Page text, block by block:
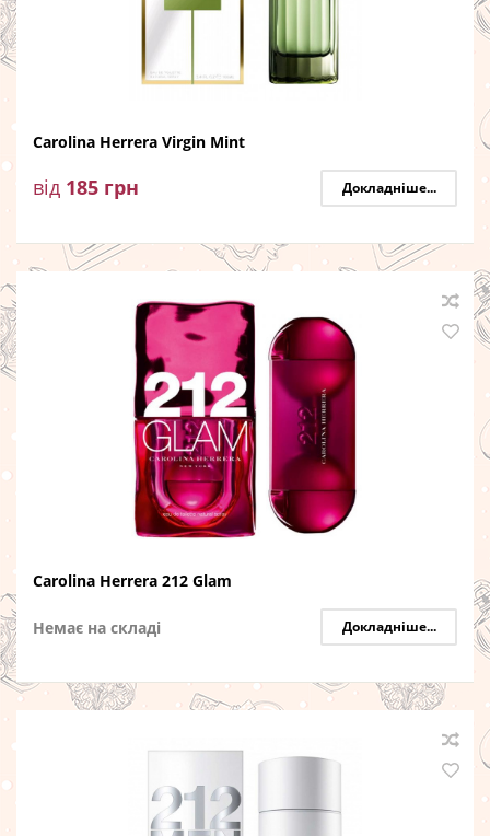
Carolina Herrera Virgin Mint
від 185 грн Докладніше...
Carolina Herrera 212 Glam
Немає на складі Докладніше...